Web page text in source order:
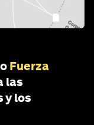
Fuerza
las
y los